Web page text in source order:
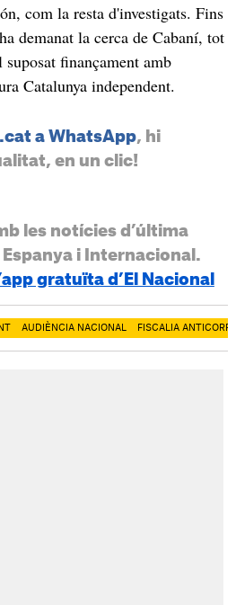
com la resta d'investigats. Fins
demanat la cerca de Cabaní, tot
finançament amb
Catalunya independent.
a WhatsApp, hi
en un clic!
les notícies d’última
i Internacional.
gratuïta d’El Nacional
AUDIÈNCIA NACIONAL FISCALIA